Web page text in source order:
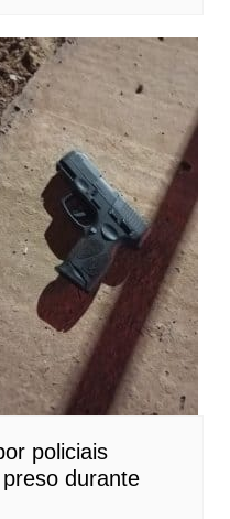
policiais
durante